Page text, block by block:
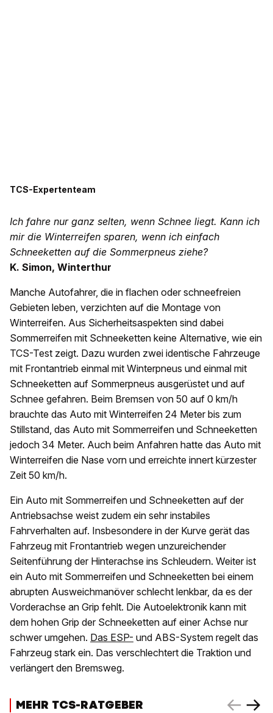
TCS-Expertenteam
Ich fahre nur ganz selten, wenn Schnee liegt. Kann ich
mir die Winterreifen sparen, wenn ich einfach
Schneeketten auf die Sommerpneus ziehe?
K. Simon, Winterthur
Manche Autofahrer, die in flachen oder schneefreien
Gebieten leben, verzichten auf die Montage von
Winterreifen. Aus Sicherheitsaspekten sind dabei
Sommerreifen mit Schneeketten keine Alternative, wie ein
TCS-Test zeigt. Dazu wurden zwei identische Fahrzeuge
mit Frontantrieb einmal mit Winterpneus und einmal mit
Schneeketten auf Sommerpneus ausgerüstet und auf
Schnee gefahren. Beim Bremsen von 50 auf 0 km/h
brauchte das Auto mit Winterreifen 24 Meter bis zum
Stillstand, das Auto mit Sommerreifen und Schneeketten
jedoch 34 Meter. Auch beim Anfahren hatte das Auto mit
Winterreifen die Nase vorn und erreichte innert kürzester
Zeit 50 km/h.
Ein Auto mit Sommerreifen und Schneeketten auf der
Antriebsachse weist zudem ein sehr instabiles
Fahrverhalten auf. Insbesondere in der Kurve gerät das
Fahrzeug mit Frontantrieb wegen unzureichender
Seitenführung der Hinterachse ins Schleudern. Weiter ist
ein Auto mit Sommerreifen und Schneeketten bei einem
abrupten Ausweichmanöver schlecht lenkbar, da es der
Vorderachse an Grip fehlt. Die Autoelektronik kann mit
dem hohen Grip der Schneeketten auf einer Achse nur
schwer umgehen. Das ESP- und ABS-System regelt das
Fahrzeug stark ein. Das verschlechtert die Traktion und
verlängert den Bremsweg.
MEHR TCS-RATGEBER